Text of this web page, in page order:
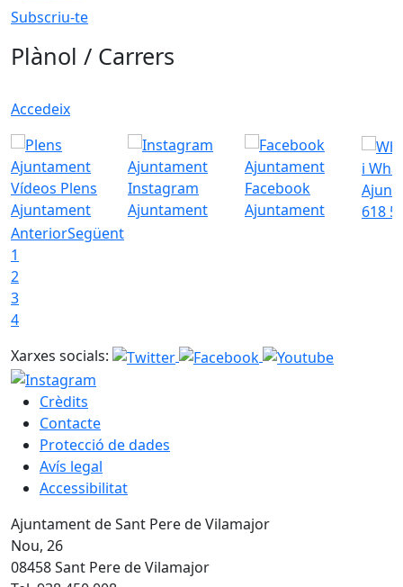
Subscriu-te
Plànol / Carrers
Accedeix
Vídeos Plens
Ajuntament
Instagram
Ajuntament
Facebook
Ajuntament
i
618
AnteriorSegüent
1
2
3
4
Xarxes socials:
Crèdits
Contacte
Protecció de dades
Avís legal
Accessibilitat
Ajuntament de Sant Pere de Vilamajor
Nou, 26
08458 Sant Pere de Vilamajor